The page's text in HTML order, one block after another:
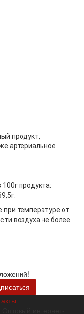
продукт,
артериальное
продукта:
температуре от
воздуха не более